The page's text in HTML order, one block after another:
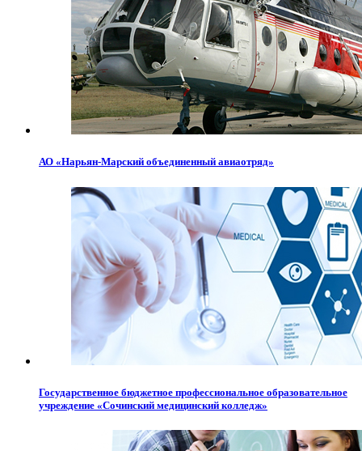
АО «Нарьян-Марский объединенный авиаотряд»
Государственное бюджетное профессиональное образовательное
учреждение «Сочинский медицинский колледж»